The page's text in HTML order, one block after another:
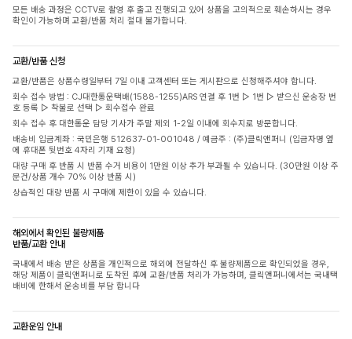
모든 배송 과정은 CCTV로 촬영 후 출고 진행되고 있어 상품을 고의적으로 훼손하시는 경우
확인이 가능하며 교환/반품 처리 절대 불가합니다.
교환/반품 신청
교환/반품은 상품수령일부터 7일 이내 고객센터 또는 게시판으로 신청해주셔야 합니다.
회수 접수 방법 : CJ대한통운택배(1588-1255)ARS 연결 후 1번 ▷ 1번 ▷ 받으신 운송장 번
호 등록 ▷ 착불로 선택 ▷ 회수접수 완료
회수 접수 후 대한통운 담당 기사가 주말 제외 1-2일 이내에 회수지로 방문합니다.
배송비 입금계좌 : 국민은행 512637-01-001048 / 예금주 : (주)클릭앤퍼니 (입금자명 옆
에 휴대폰 뒷번호 4자리 기재 요청)
대량 구매 후 반품 시 반품 수거 비용이 1만원 이상 추가 부과될 수 있습니다. (30만원 이상 주
문건/상품 개수 70% 이상 반품 시)
상습적인 대량 반품 시 구매에 제한이 있을 수 있습니다.
해외에서 확인된 불량제품
반품/교환 안내
국내에서 배송 받은 상품을 개인적으로 해외에 전달하신 후 불량제품으로 확인되었을 경우,
해당 제품이 클릭앤퍼니로 도착된 후에 교환/반품 처리가 가능하며, 클릭앤퍼니에서는 국내택
배비에 한해서 운송비를 부담 합니다
교환운임 안내